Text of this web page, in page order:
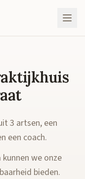
3 artsen, een
een coach.
we onze
bieden.